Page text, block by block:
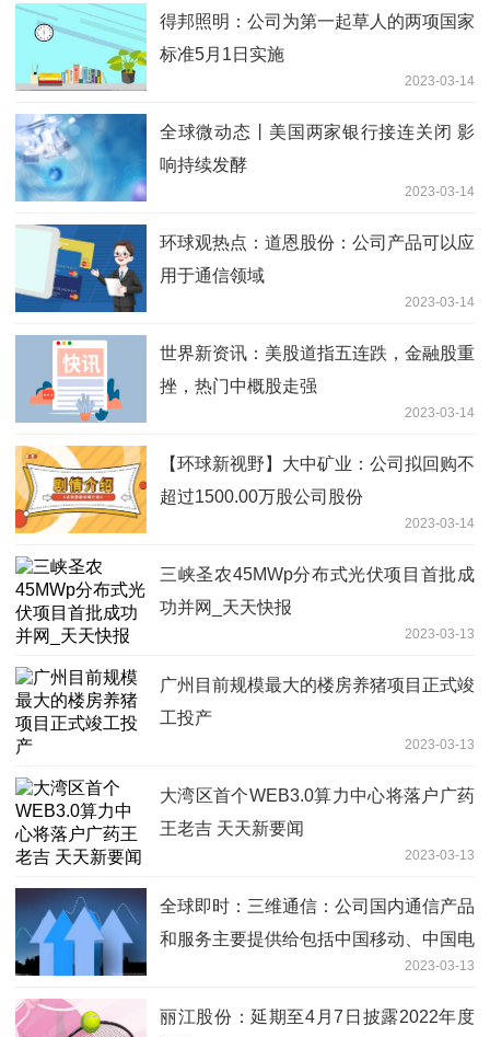
得邦照明：公司为第一起草人的两项国家
标准5月1日实施
2023-03-14
全球微动态丨美国两家银行接连关闭 影
响持续发酵
2023-03-14
环球观热点：道恩股份：公司产品可以应
用于通信领域
2023-03-14
世界新资讯：美股道指五连跌，金融股重
挫，热门中概股走强
2023-03-14
【环球新视野】大中矿业：公司拟回购不
超过1500.00万股公司股份
2023-03-14
三峡圣农45MWp分布式光伏项目首批成
功并网_天天快报
2023-03-13
广州目前规模最大的楼房养猪项目正式竣
工投产
2023-03-13
大湾区首个WEB3.0算力中心将落户广药
王老吉 天天新要闻
2023-03-13
全球即时：三维通信：公司国内通信产品
和服务主要提供给包括中国移动、中国电
2023-03-13
丽江股份：延期至4月7日披露2022年度